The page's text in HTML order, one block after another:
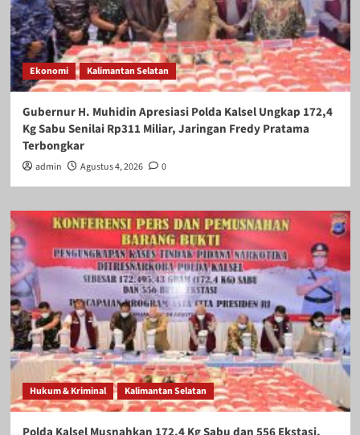
Ekonomi Kalimantan Selatan
Gubernur H. Muhidin Apresiasi Polda Kalsel Ungkap 172,4
Kg Sabu Senilai Rp311 Miliar, Jaringan Fredy Pratama
Terbongkar
admin Agustus 4, 2026 0
Hukum & Kriminal Kalimantan Selatan